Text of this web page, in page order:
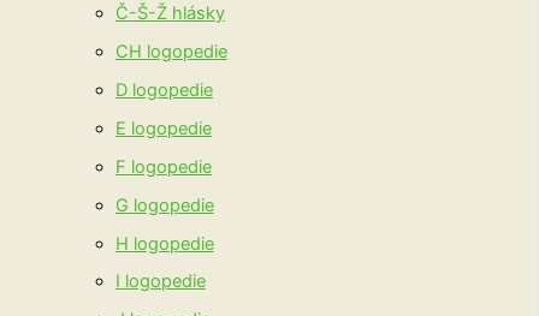
Č-Š-Ž hlásky
CH logopedie
D logopedie
E logopedie
F logopedie
G logopedie
H logopedie
I logopedie